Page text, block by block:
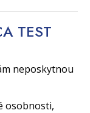
TEST
neposkytnou
osobnosti,